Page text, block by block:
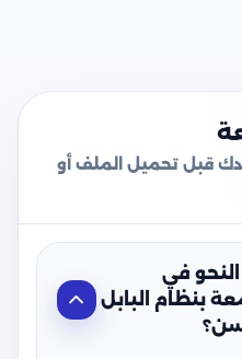
قبل تحميل الملف أو
في
بنظام البابل